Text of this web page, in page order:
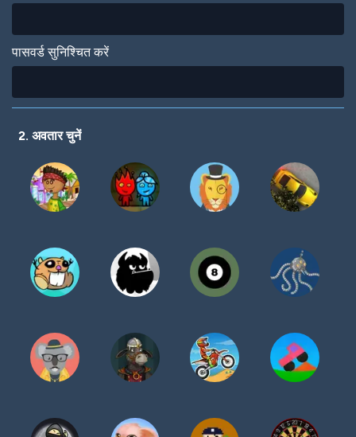
पासवर्ड सुनिश्चित करें
2. अवतार चुनें